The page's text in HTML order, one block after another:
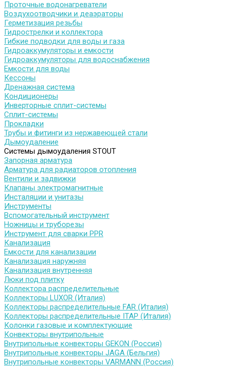
Проточные водонагреватели
Воздухоотводчики и деаэраторы
Герметизация резьбы
Гидрострелки и коллектора
Гибкие подводки для воды и газа
Гидроаккумуляторы и емкости
Гидроаккумуляторы для водоснабжения
Емкости для воды
Кессоны
Дренажная система
Кондиционеры
Инверторные сплит-системы
Сплит-системы
Прокладки
Трубы и фитинги из нержавеющей стали
Дымоудаление
Системы дымоудаления STOUT
Запорная арматура
Арматура для радиаторов отопления
Вентили и задвижки
Клапаны электромагнитные
Инсталяции и унитазы
Инструменты
Вспомогательный инструмент
Ножницы и труборезы
Инструмент для сварки PPR
Канализация
Емкости для канализации
Канализация наружняя
Канализация внутренняя
Люки под плитку
Коллектора распределительные
Коллекторы LUXOR (Италия)
Коллекторы распределительные FAR (Италия)
Коллекторы распределительные ITAP (Италия)
Колонки газовые и комплектующие
Конвекторы внутрипольные
Внутрипольные конвекторы GEKON (Россия)
Внутрипольные конвекторы JAGA (Бельгия)
Внутрипольные конвекторы VARMANN (Россия)